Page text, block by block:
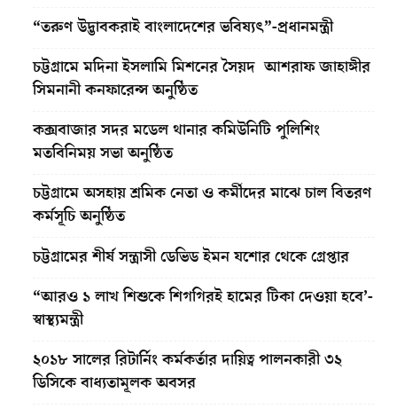
“তরুণ উদ্ভাবকরাই বাংলাদেশের ভবিষ্যৎ”-প্রধানমন্ত্রী
চট্টগ্রামে মদিনা ইসলামি মিশনের সৈয়দ আশরাফ জাহাঙ্গীর
সিমনানী কনফারেন্স অনুষ্ঠিত
কক্সবাজার সদর মডেল থানার কমিউনিটি পুলিশিং
মতবিনিময় সভা অনুষ্ঠিত
চট্টগ্রামে অসহায় শ্রমিক নেতা ও কর্মীদের মাঝে চাল বিতরণ
কর্মসূচি অনুষ্ঠিত
চট্টগ্রামের শীর্ষ সন্ত্রাসী ডেভিড ইমন যশোর থেকে গ্রেপ্তার
“আরও ১ লাখ শিশুকে শিগগিরই হামের টিকা দেওয়া হবে’-
স্বাস্থ্যমন্ত্রী
২০১৮ সালের রিটার্নিং কর্মকর্তার দায়িত্ব পালনকারী ৩২
ডিসিকে বাধ্যতামূলক অবসর